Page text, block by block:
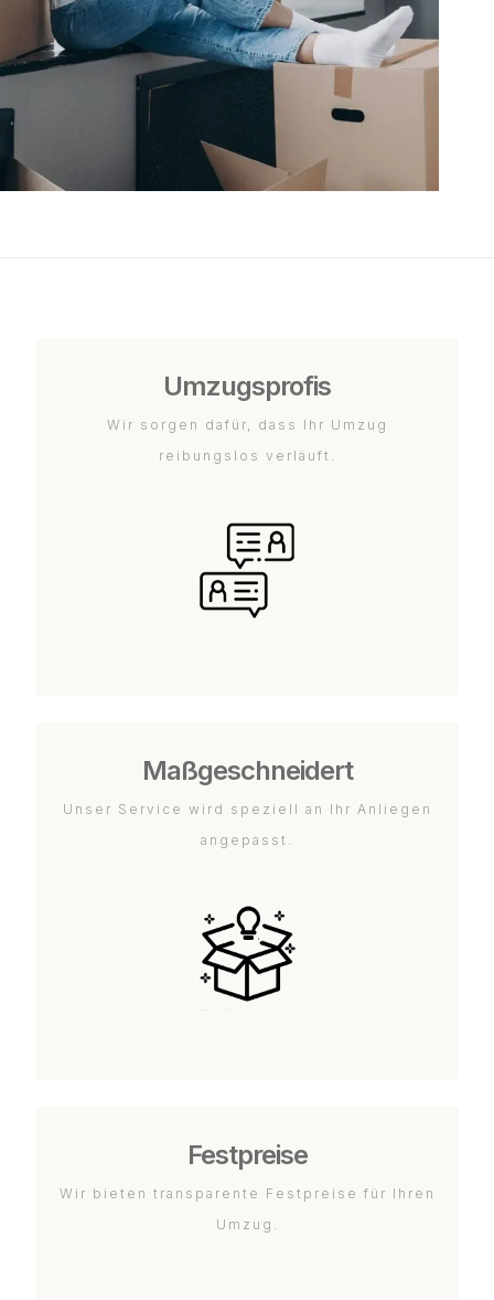
Umzugsprofis
Wir sorgen dafür, dass Ihr Umzug
reibungslos verläuft.
Maßgeschneidert
Unser Service wird speziell an Ihr Anliegen
angepasst.
Festpreise
Wir bieten transparente Festpreise für Ihren
Umzug.